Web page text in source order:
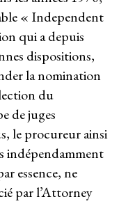
« Independent
qui a depuis
dispositions,
la nomination
du
de juges
le procureur ainsi
indépendamment
essence, ne
par l’Attorney